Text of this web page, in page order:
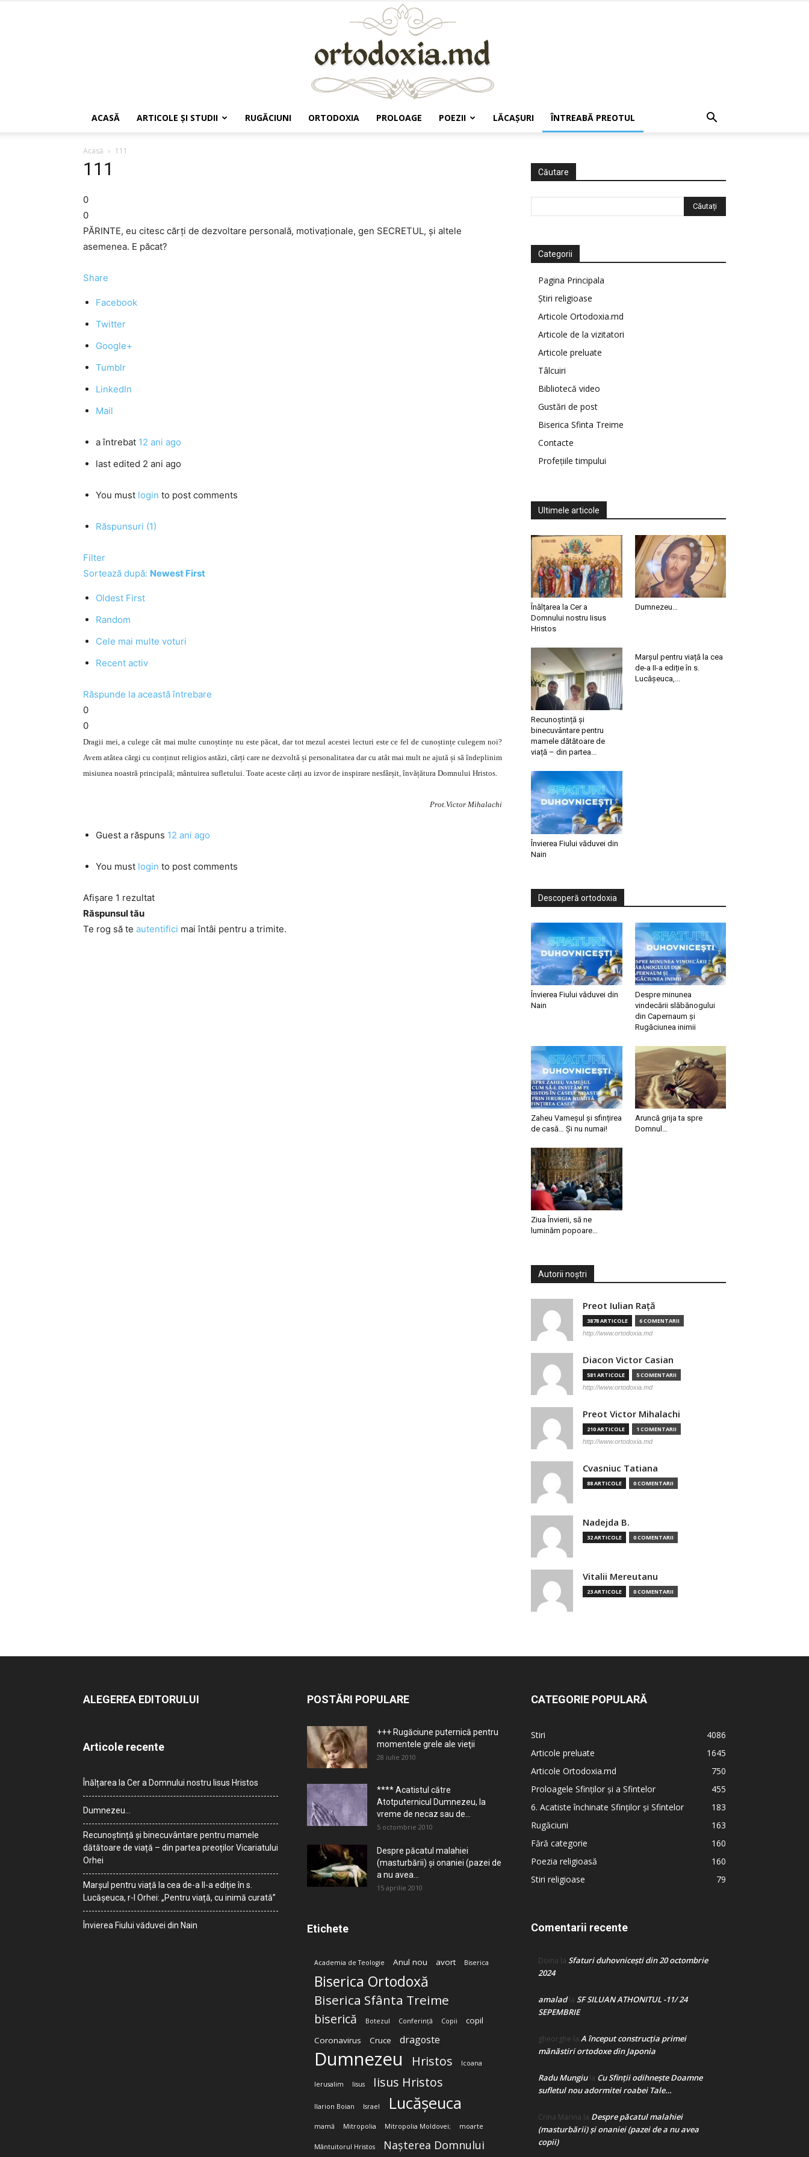
ACASĂ ARTICOLE ŞI STUDII RUGĂCIUNI ORTODOXIA PROLOAGE POEZII LĂCAŞURI ÎNTREABĂ PREOTUL
Acasă 111
111
0
0
PĂRINTE, eu citesc cărți de dezvoltare personală, motivaționale, gen SECRETUL, și altele
asemenea. E păcat?
Share
Facebook
Twitter
Google+
Tumblr
LinkedIn
Mail
a întrebat 12 ani ago
last edited 2 ani ago
You must login to post comments
Răspunsuri (1)
Filter
Sortează după: Newest First
Oldest First
Random
Cele mai multe voturi
Recent activ
Răspunde la această întrebare
0
0
Dragii mei, a culege cât mai multe cunoștințe nu este păcat, dar tot mezul acestei lecturi este ce fel de cunoștințe culegem noi?
Avem atâtea cărgi cu conținut religios astăzi, cărți care ne dezvoltă și personalitatea dar cu atât mai mult ne ajută și să îndeplinim
misiunea noastră principală; mântuirea sufletului. Toate aceste cărți au izvor de inspirare nesfârșit, învățătura Domnului Hristos.
Prot.Victor Mihalachi
Guest a răspuns 12 ani ago
You must login to post comments
Afișare 1 rezultat
Răspunsul tău
Te rog să te autentifici mai întâi pentru a trimite.
Căutare
Categorii
Pagina Principala
Știri religioase
Articole Ortodoxia.md
Articole de la vizitatori
Articole preluate
Tâlcuiri
Bibliotecă video
Gustări de post
Biserica Sfinta Treime
Contacte
Profețiile timpului
Ultimele articole
Înălțarea la Cer a
Domnului nostru Iisus
Hristos
Dumnezeu…
Recunoștință și
binecuvântare pentru
mamele dătătoare de
viață – din partea...
Marșul pentru viață la cea
de-a II-a ediție în s.
Lucășeuca,...
Învierea Fiului văduvei din
Nain
Descoperă ortodoxia
Învierea Fiului văduvei din
Nain
Despre minunea
vindecării slăbănogului
din Capernaum și
Rugăciunea inimii
Zaheu Vameșul și sfințirea
de casă… Și nu numai!
Aruncă grija ta spre
Domnul…
Ziua Învierii, să ne
luminăm popoare…
Autorii noștri
Preot Iulian Raţă
3878 ARTICOLE 6 COMENTARII
http://www.ortodoxia.md
Diacon Victor Casian
581 ARTICOLE 5 COMENTARII
http://www.ortodoxia.md
Preot Victor Mihalachi
210 ARTICOLE 1 COMENTARII
http://www.ortodoxia.md
Cvasniuc Tatiana
88 ARTICOLE 0 COMENTARII
Nadejda B.
32 ARTICOLE 0 COMENTARII
Vitalii Mereutanu
23 ARTICOLE 0 COMENTARII
ALEGEREA EDITORULUI
Articole recente
Înălțarea la Cer a Domnului nostru Iisus Hristos
Dumnezeu…
Recunoștință și binecuvântare pentru mamele
dătătoare de viață – din partea preoților Vicariatului
Orhei
Marșul pentru viață la cea de-a II-a ediție în s.
Lucășeuca, r-l Orhei: „Pentru viață, cu inimă curată”
Învierea Fiului văduvei din Nain
POSTĂRI POPULARE
+++ Rugăciune puternică pentru
momentele grele ale vieţii
28 iulie 2010
**** Acatistul către
Atotputernicul Dumnezeu, la
vreme de necaz sau de...
5 octombrie 2010
Despre păcatul malahiei
(masturbării) şi onaniei (pazei de
a nu avea...
15 aprilie 2010
Etichete
Academia de Teologie Anul nou avort Biserica
Biserica Ortodoxă
Biserica Sfânta Treime
biserică Botezul Conferință Copii
copil
Coronavirus
Cruce dragoste
Dumnezeu Hristos Icoana
Ierusalim Iisus Iisus Hristos
Ilarion Boian Israel Lucășeuca
mamă Mitropolia Mitropolia Moldovei; moarte
Mântuitorul Hristos Nașterea Domnului
CATEGORIE POPULARĂ
Stiri
4086
Articole preluate
1645
Articole Ortodoxia.md
750
Proloagele Sfinților și a Sfintelor
455
6. Acatiste închinate Sfinților și Sfintelor
183
Rugăciuni
163
Fără categorie
160
Poezia religioasă
160
Stiri religioase
79
Comentarii recente
Doina la Sfaturi duhovnicești din 20 octombrie
2024
amaladla SF SILUAN ATHONITUL -11/ 24
SEPEMBRIE
gheorghe la A început construcţia primei
mănăstiri ortodoxe din Japonia
Radu Mungiula Cu Sfinții odihnește Doamne
sufletul nou adormitei roabei Tale…
Crina Marina la Despre păcatul malahiei
(masturbării) şi onaniei (pazei de a nu avea
copii)